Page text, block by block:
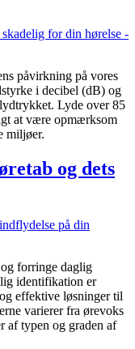
påvirkning på vores
i decibel (dB) og
Lyde over 85
at være opmærksom
miljøer.
og dets
forringe daglig
identifikation er
effektive løsninger til
varierer fra ørevoks
af typen og graden af